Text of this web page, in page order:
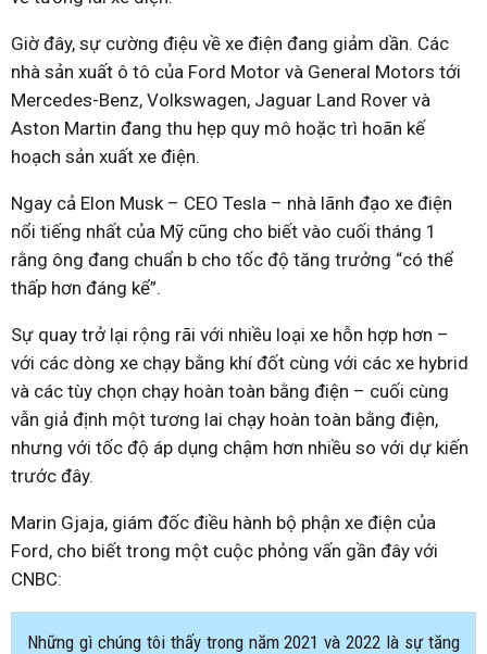
Giờ đây, sự cường điệu về xe điện đang giảm dần. Các
nhà sản xuất ô tô của Ford Motor và General Motors tới
Mercedes-Benz, Volkswagen, Jaguar Land Rover và
Aston Martin đang thu hẹp quy mô hoặc trì hoãn kế
hoạch sản xuất xe điện.
Ngay cả Elon Musk – CEO Tesla – nhà lãnh đạo xe điện
nổi tiếng nhất của Mỹ cũng cho biết vào cuối tháng 1
rằng ông đang chuẩn b cho tốc độ tăng trưởng “có thể
thấp hơn đáng kể”.
Sự quay trở lại rộng rãi với nhiều loại xe hỗn hợp hơn –
với các dòng xe chạy bằng khí đốt cùng với các xe hybrid
và các tùy chọn chạy hoàn toàn bằng điện – cuối cùng
vẫn giả định một tương lai chạy hoàn toàn bằng điện,
nhưng với tốc độ áp dụng chậm hơn nhiều so với dự kiến ​​​​
trước đây.
Marin Gjaja, giám đốc điều hành bộ phận xe điện của
Ford, cho biết trong một cuộc phỏng vấn gần đây với
CNBC:
Những gì chúng tôi thấy trong năm 2021 và 2022 là sự tăng